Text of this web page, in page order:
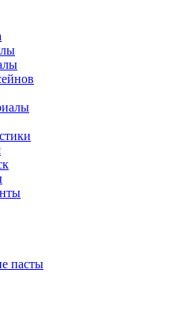
пасты